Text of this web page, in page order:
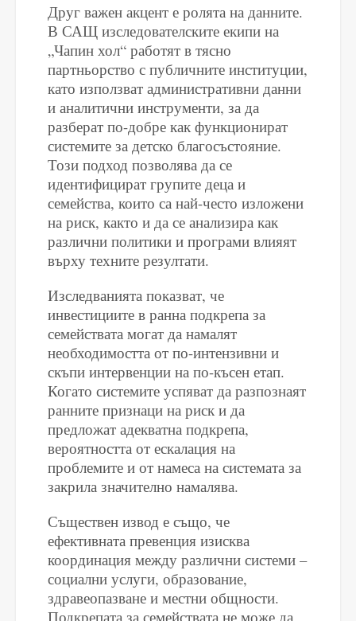
Друг важен акцент е ролята на данните.
В САЩ изследователските екипи на
„Чапин хол“ работят в тясно
партньорство с публичните институции,
като използват административни данни
и аналитични инструменти, за да
разберат по-добре как функционират
системите за детско благосъстояние.
Този подход позволява да се
идентифицират групите деца и
семейства, които са най-често изложени
на риск, както и да се анализира как
различни политики и програми влияят
върху техните резултати.
Изследванията показват, че
инвестициите в ранна подкрепа за
семействата могат да намалят
необходимостта от по-интензивни и
скъпи интервенции на по-късен етап.
Когато системите успяват да разпознаят
ранните признаци на риск и да
предложат адекватна подкрепа,
вероятността от ескалация на
проблемите и от намеса на системата за
закрила значително намалява.
Съществен извод е също, че
ефективната превенция изисква
координация между различни системи –
социални услуги, образование,
здравеопазване и местни общности.
Подкрепата за семействата не може да